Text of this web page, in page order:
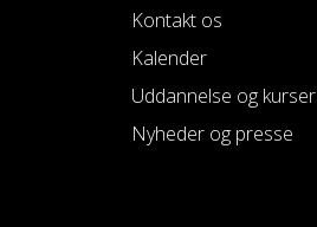
Kontakt os
Kalender
Uddannelse og kurser
Nyheder og presse